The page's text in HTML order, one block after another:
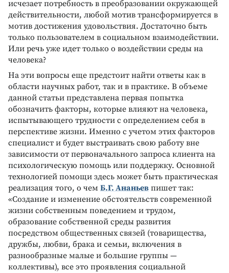
исчезает потребность в преобразовании окружающей
действительности, любой мотив трансформируется в
мотив достижения удовольствия. Достаточно быть
только пользователем в социальном взаимодействии.
Или речь уже идет только о воздействии среды на
человека?
На эти вопросы еще предстоит найти ответы как в
области научных работ, так и в практике. В объеме
данной статьи представлена первая попытка
обозначить факторы, которые влияют на человека,
испытывающего трудности с определением себя в
перспективе жизни. Именно с учетом этих факторов
специалист и будет выстраивать свою работу вне
зависимости от первоначального запроса клиента на
психологическую помощь или поддержку. Основной
технологией помощи здесь может быть практическая
реализация того, о чем Б.Г. Ананьев пишет так:
«Создание и изменение обстоятельств современной
жизни собственным поведением и трудом,
образование собственной среды развития
посредством общественных связей (товарищества,
дружбы, любви, брака и семьи, включения в
разнообразные малые и большие группы —
коллективы), все это проявления социальной